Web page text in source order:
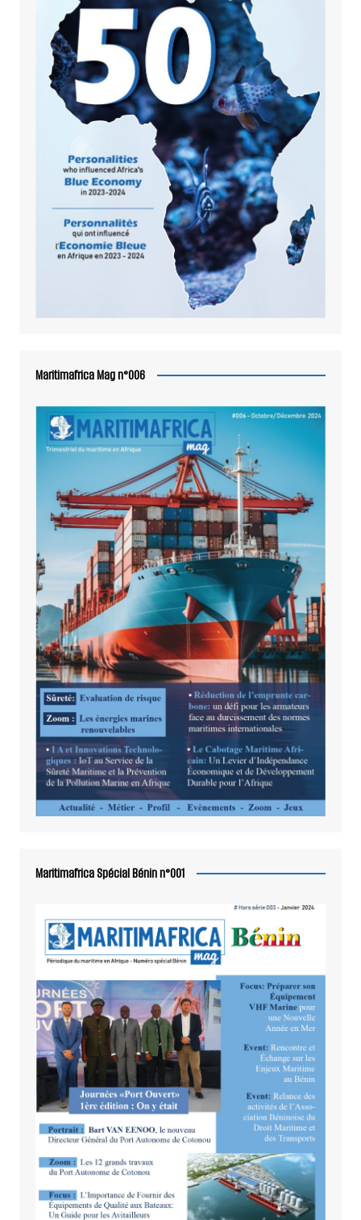
Maritimafrica Mag n°006
Maritimafrica Spécial Bénin n°001